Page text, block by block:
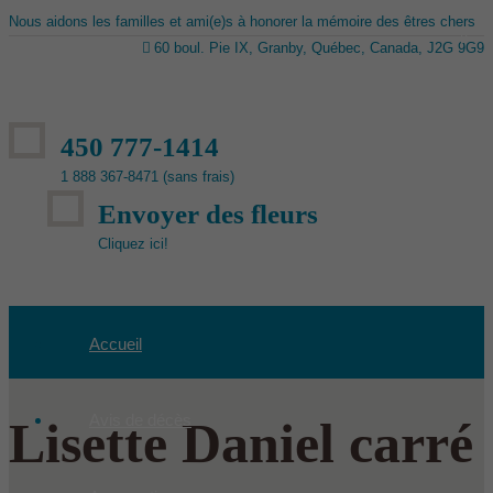
Nous aidons les familles et ami(e)s à honorer la mémoire des êtres chers
60 boul. Pie IX, Granby, Québec, Canada, J2G 9G9
450 777-1414
1 888 367-8471 (sans frais)
Envoyer des fleurs
Cliquez ici!
Accueil
Lisette Daniel carré